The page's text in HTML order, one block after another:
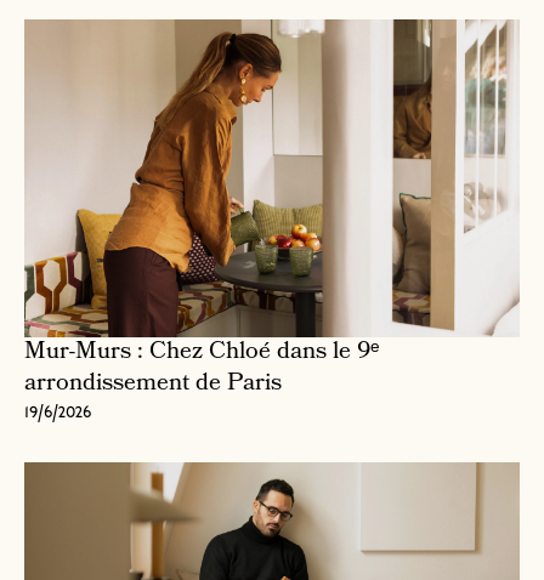
Mur-Murs : Chez Chloé dans le 9ᵉ
arrondissement de Paris
19/6/2026